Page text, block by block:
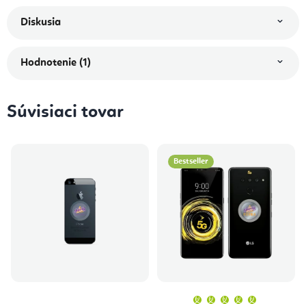
Diskusia
Hodnotenie (1)
Súvisiaci tovar
Bestseller